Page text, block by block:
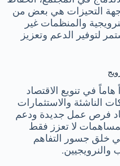
التحيزات هي بعض من
والمنظمات غير
لتوفير الدعم وتعزيز
في تنويع الاقتصاد
الناشئة والاستثمارات
فرص عمل جديدة ودعم
لا تعزز فقط
خلق جسور التفاهم
والنرويجيين.